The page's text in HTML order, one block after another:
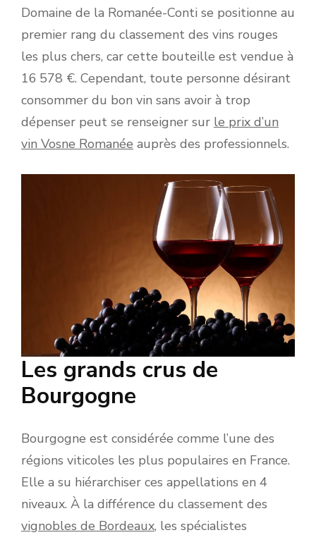
Domaine de la Romanée-Conti se positionne au
premier rang du classement des vins rouges
les plus chers, car cette bouteille est vendue à
16 578 €. Cependant, toute personne désirant
consommer du bon vin sans avoir à trop
dépenser peut se renseigner sur le prix d’un
vin Vosne Romanée auprès des professionnels.
Les grands crus de
Bourgogne
Bourgogne est considérée comme l’une des
régions viticoles les plus populaires en France.
Elle a su hiérarchiser ces appellations en 4
niveaux. À la différence du classement des
vignobles de Bordeaux, les spécialistes